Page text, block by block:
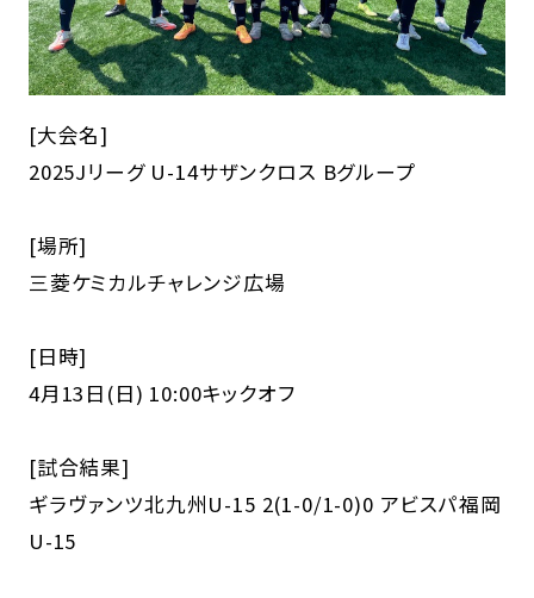
[大会名]
2025Jリーグ U-14サザンクロス Bグループ
[場所]
三菱ケミカルチャレンジ広場
[日時]
4月13日(日) 10:00キックオフ
[試合結果]
ギラヴァンツ北九州U-15 2(1-0/1-0)0 アビスパ福岡
U-15